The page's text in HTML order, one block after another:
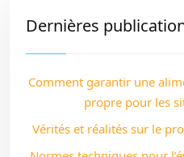
Dernières
Comment garantir une
propre pour les
Vérités et réalités sur le